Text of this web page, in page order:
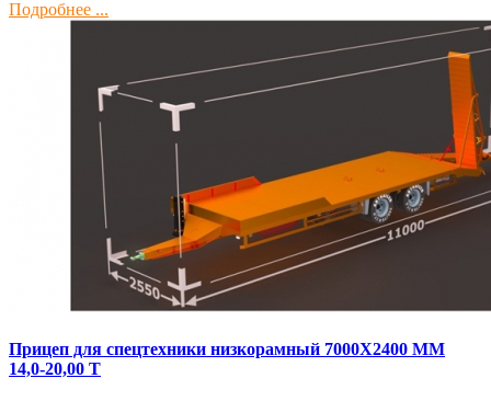
Подробнее ...
Прицеп для спецтехники низкорамный 7000Х2400 ММ
14,0-20,00 Т